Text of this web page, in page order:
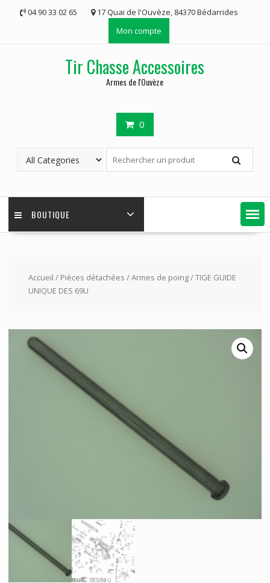
04 90 33 02 65
17 Quai de l'Ouvèze, 84370 Bédarrides
Mon compte
Tir Chasse Accessoires
Armes de l'Ouvèze
0
BOUTIQUE
Accueil / Pièces détachées /Armes de poing/ TIGE GUIDE
UNIQUE DES 69U